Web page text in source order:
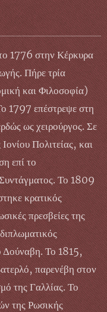
1776 στην Κέρκυρα
Πήρε τρία
και Φιλοσοφία)
1797 επέστρεψε στη
ως χειρούργος. Σε
Πολιτείας, και
επί το
Το 1809
κρατικός
πρεσβείες της
Δούναβη. Το 1815,
παρενέβη στον
της Γαλλίας. Το
της Ρωσικής